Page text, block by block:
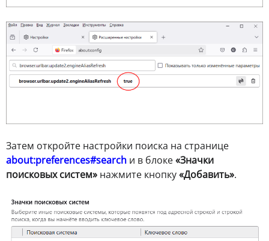
Затем откройте настройки поиска на странице
about:preferences#search и в блоке«Значки
поисковых систем» нажмите кнопку«Добавить».